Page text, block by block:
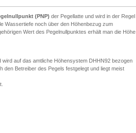
(PNP) der Pegellatte und wird in der Regel
Wassertiefe noch über den Höhenbezug zum
Wert des Pegelnullpunktes erhält man die Höhe
auf das amtliche Höhensystem DHHN92 bezogen
den Betreiber des Pegels festgelegt und liegt meist